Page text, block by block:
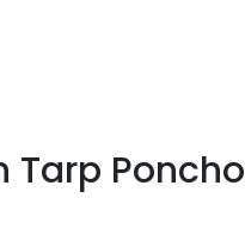
Tarp Poncho